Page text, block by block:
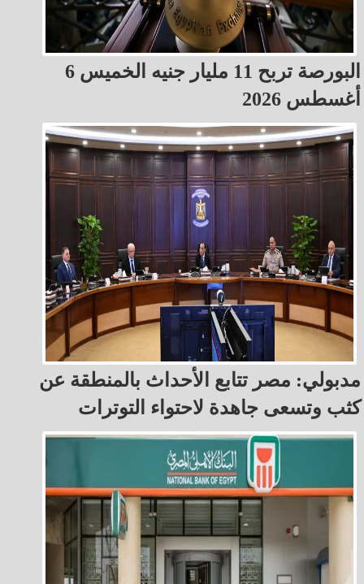
البورصة تربح 11 مليار جنيه الخميس 6
أغسطس 2026
مدبولي: مصر تتابع الأحداث بالمنطقة عن
كثب وتسعى جاهدة لاحتواء التوترات